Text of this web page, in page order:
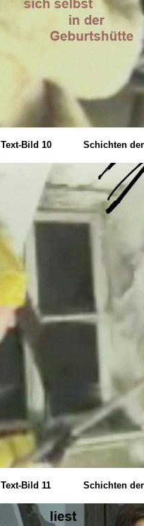
Text-Bild 10 Schichten
Text-Bild 11 Schichten